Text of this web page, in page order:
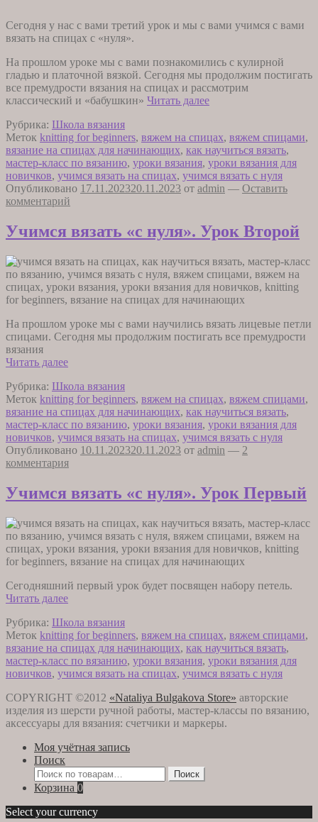
Сегодня у нас с вами третий урок и мы с вами учимся с вами
вязать на спицах с «нуля».
На прошлом уроке мы с вами познакомились с кулирной
гладью и платочной вязкой. Сегодня мы продолжим постигать
все премудрости вязания на спицах и рассмотрим
классический и «бабушкин» Читать далееУчимся
нуля».
Урок
Третий
Рубрика: Школа вязания
Меток knitting for beginners, вяжем на спицах, вяжем спицами,
вязание на спицах для начинающих, как научиться вязать,
мастер-класс по вязанию, уроки вязания, уроки вязания для
новичков, учимся вязать на спицах, учимся вязать с нуля
Опубликовано 17.11.202320.11.2023 от admin — Оставить
комментарий
Учимся вязать «с нуля». Урок Второй
На прошлом уроке мы с вами научились вязать лицевые петли
спицами. Сегодня мы продолжим постигать все премудрости
вязания
Читать далееУчимся
«с
нуля».
Урок
Второй
Рубрика: Школа вязания
Меток knitting for beginners, вяжем на спицах, вяжем спицами,
вязание на спицах для начинающих, как научиться вязать,
мастер-класс по вязанию, уроки вязания, уроки вязания для
новичков, учимся вязать на спицах, учимся вязать с нуля
Опубликовано 10.11.202320.11.2023 от admin — 2
комментария
Учимся вязать «с нуля». Урок Первый
Сегодняшний первый урок будет посвящен набору петель.
Читать далееУчимся
«с
нуля».
Урок
Первый
Рубрика: Школа вязания
Меток knitting for beginners, вяжем на спицах, вяжем спицами,
вязание на спицах для начинающих, как научиться вязать,
мастер-класс по вязанию, уроки вязания, уроки вязания для
новичков, учимся вязать на спицах, учимся вязать с нуля
COPYRIGHT ©2012 «Nataliya Bulgakova Store» авторские
изделия из шерсти ручной работы, мастер-классы по вязанию,
аксессуары для вязания: счетчики и маркеры.
Моя учётная запись
Поиск
Искать:
Поиск
Корзина 0
Select your currency